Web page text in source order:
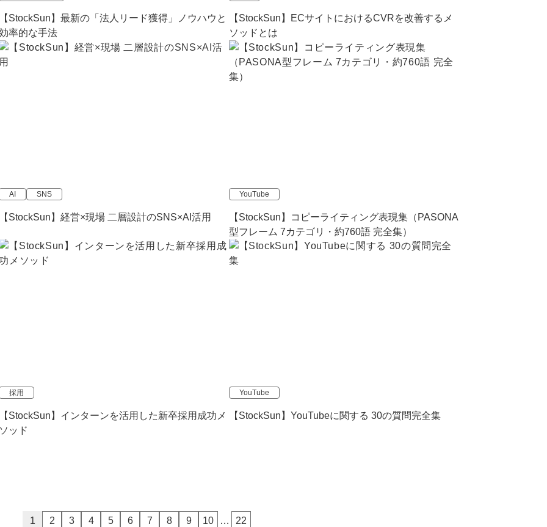
内部監査室長
募集要項一覧
【StockSun】最新の「法人リード獲得」ノウハウと
率的な手法
【StockSun】ECサイトにおけるCVRを改善するメ
ソッドとは
AI SNS
【StockSun】経営×現場 二層設計のSNS×AI活用
YouTube
【StockSun】コピーライティング表現集（PASONA
型フレーム 7カテゴリ・約760語 完全集）
採用
【StockSun】インターンを活用した新卒採用成功メ
ソッド
YouTube
【StockSun】YouTubeに関する 30の質問完全集
1 2 3 4 5 6 7 8 9 10 … 22